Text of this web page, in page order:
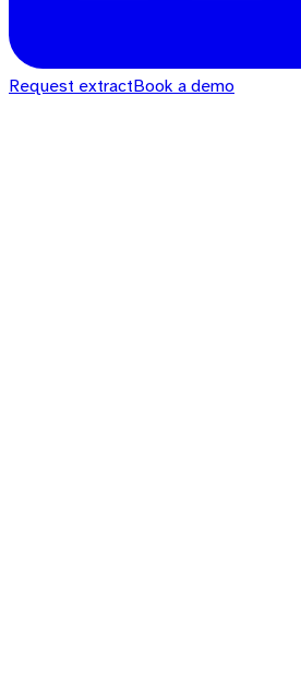
Request extractBook a demo